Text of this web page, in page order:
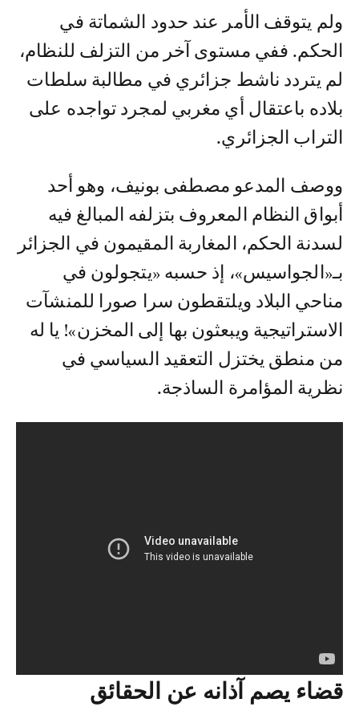
ولم يتوقف الأمر عند حدود الشماتة في
الحكم. ففي مستوى آخر من التزلف للنظام،
لم يتردد ناشط جزائري في مطالبة سلطات
بلاده باعتقال أي مغربي لمجرد تواجده على
التراب الجزائري.
ووصف المدعو مصطفى بونيف، وهو أحد
أبواق النظام المعروف بتزلفه المبالغ فيه
لسدنة الحكم، المغاربة المقيمون في الجزائر
بـ«الجواسيس»، إذ حسبه «يتجولون في
مناحي البلاد ويلتقطون سرا صورا للمنشآت
الاستراتيجية ويبعثون بها إلى المخزن»! يا له
من منطق يختزل التعقيد السياسي في
نظرية المؤامرة الساذجة.
قضاء يصم آذانه عن الحقائق